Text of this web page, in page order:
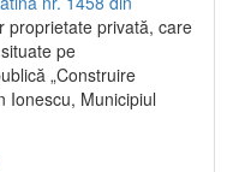
proprietate privată, care
pe
„Construire
Ionescu, Municipiul